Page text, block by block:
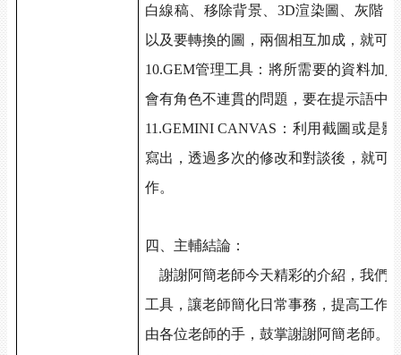
白線稿、移除背景、 3D渲染圖、灰階
以及要轉換的圖，兩個相互加成，就可
10.GEM管理工具：將所需要的資料加
會有角色不連貫的問題，要在提示語中
11.GEMINI CANVAS ：利用截圖或是
寫出，透過多次的修改和對談後，就可
作。
四、主輔結論：
謝謝阿簡老師今天精彩的介紹，我們
工具，讓老師簡化日常事務，提高工作
由各位老師的手，鼓掌謝謝阿簡老師。